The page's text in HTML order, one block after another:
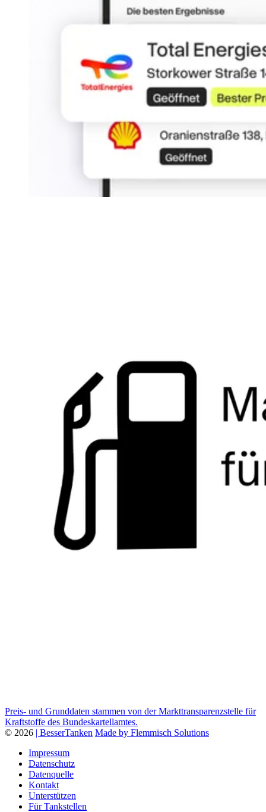
Preis- und Grunddaten stammen von der Markttransparenzstelle für
Kraftstoffe des Bundeskartellamtes.
© 2026 | BesserTanken Made by Flemmisch Solutions
Impressum
Datenschutz
Datenquelle
Kontakt
Unterstützen
Für Tankstellen